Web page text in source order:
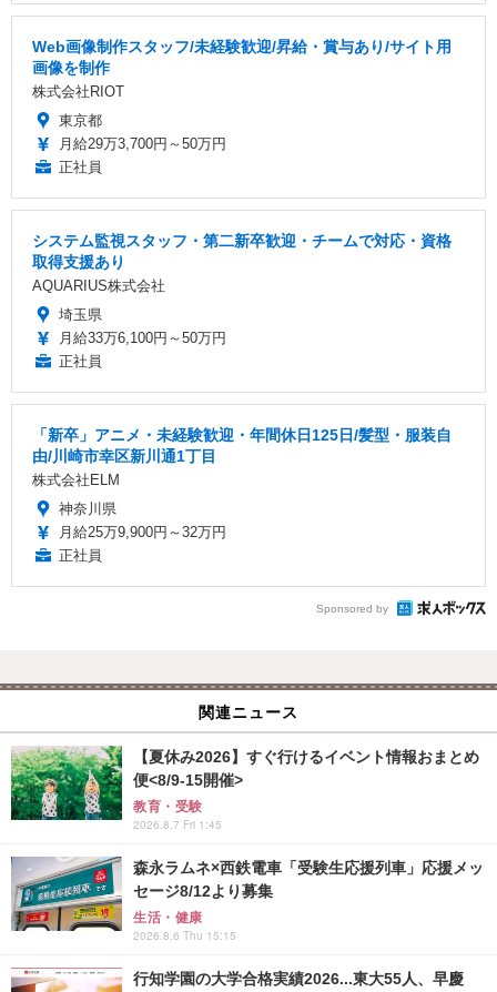
Web画像制作スタッフ/未経験歓迎/昇給・賞与あり/サイト用
画像を制作
株式会社RIOT
東京都
月給29万3,700円～50万円
正社員
システム監視スタッフ・第二新卒歓迎・チームで対応・資格
取得支援あり
AQUARIUS株式会社
埼玉県
月給33万6,100円～50万円
正社員
「新卒」アニメ・未経験歓迎・年間休日125日/髪型・服装自
由/川崎市幸区新川通1丁目
株式会社ELM
神奈川県
月給25万9,900円～32万円
正社員
Sponsored by
関連ニュース
【夏休み2026】すぐ行けるイベント情報おまとめ
便<8/9-15開催>
教育・受験
2026.8.7 Fri 1:45
森永ラムネ×西鉄電車「受験生応援列車」応援メッ
セージ8/12より募集
生活・健康
2026.8.6 Thu 15:15
行知学園の大学合格実績2026...東大55人、早慶